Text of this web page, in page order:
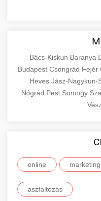
Bács-Kiskun Baranya
Budapest Csongrád Fejér
Heves Jász-Nagykun-
Nógrád Pest Somogy
online marketing
aszfaltozás